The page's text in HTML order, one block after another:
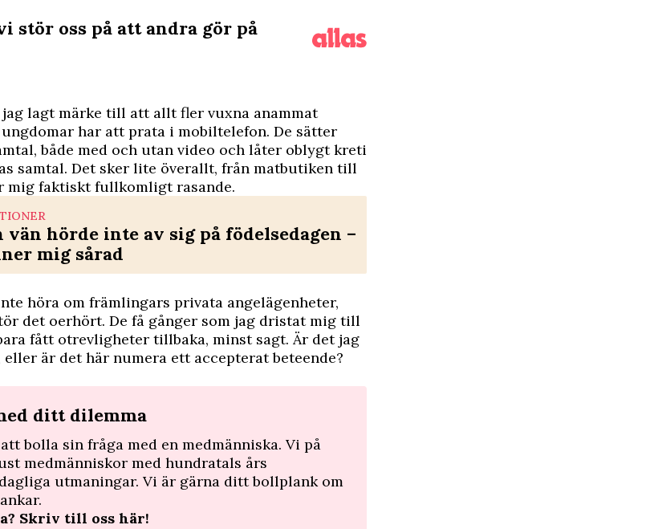
stör oss på att andra gör på
jag lagt märke till att allt fler vuxna anammat
ungdomar har att prata i mobiltelefon. De sätter
både med och utan video och låter oblygt kreti
samtal. Det sker lite överallt, från matbutiken till
mig faktiskt fullkomligt rasande.
vän hörde inte av sig på födelsedagen –
mig sårad
höra om främlingars privata angelägenheter,
det oerhört. De få gånger som jag dristat mig till
fått otrevligheter tillbaka, minst sagt. Är det jag
är det här numera ett accepterat beteende?
ditt dilemma
bolla sin fråga med en medmänniska. Vi på
medmänniskor med hundratals års
utmaningar. Vi är gärna ditt bollplank om
Skriv till oss här!